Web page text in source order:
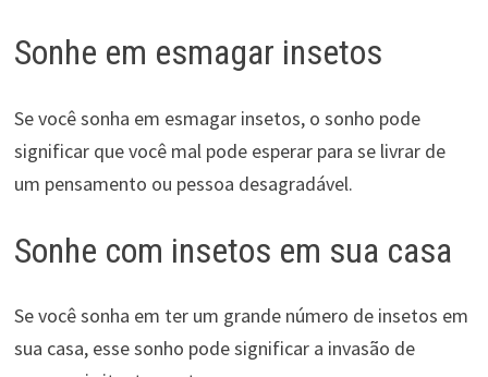
Sonhe em esmagar insetos
Se você sonha em esmagar insetos, o sonho pode
significar que você mal pode esperar para se livrar de
um pensamento ou pessoa desagradável.
Sonhe com insetos em sua casa
Se você sonha em ter um grande número de insetos em
sua casa, esse sonho pode significar a invasão de